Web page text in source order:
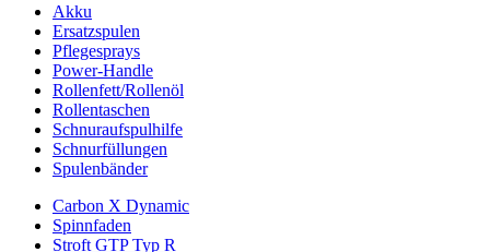
Akku
Ersatzspulen
Pflegesprays
Power-Handle
Rollenfett/Rollenöl
Rollentaschen
Schnuraufspulhilfe
Schnurfüllungen
Spulenbänder
Carbon X Dynamic
Spinnfaden
Stroft GTP Typ R